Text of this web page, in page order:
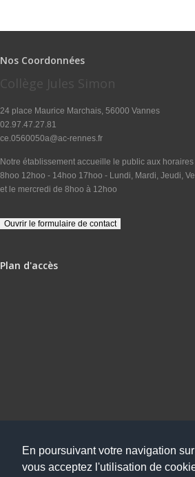
En poursuivant votre navigation
vous acceptez l'utilisation de
Nos Coordonnées
Collège Jules Simon
24 place Maurice Marchais, 56000 Vannes
02.97.47.27.81
ce.0560050a@ac-rennes.fr
Notre établissement accueille le public aux horaires
8hoo 12hoo - 14hoo 17hoo - Lundi, Mardi, Jeudi,
et le mercredi de 8hoo à 12hoo
Plan d'accès